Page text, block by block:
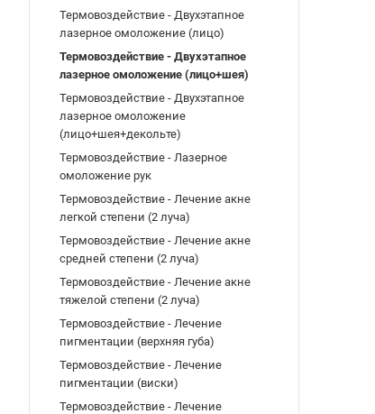
Термовоздействие - Двухэтапное
лазерное омоложение (лицо)
Термовоздействие - Двухэтапное
лазерное омоложение (лицо+шея)
Термовоздействие - Двухэтапное
лазерное омоложение
(лицо+шея+декольте)
Термовоздействие - Лазерное
омоложение рук
Термовоздействие - Лечение акне
легкой степени (2 луча)
Термовоздействие - Лечение акне
средней степени (2 луча)
Термовоздействие - Лечение акне
тяжелой степени (2 луча)
Термовоздействие - Лечение
пигментации (верхняя губа)
Термовоздействие - Лечение
пигментации (виски)
Термовоздействие - Лечение